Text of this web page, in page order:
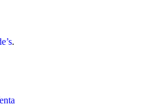
.